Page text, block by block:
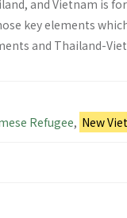
and Vietnam is
key elements
and Thailand-
Refugee, New